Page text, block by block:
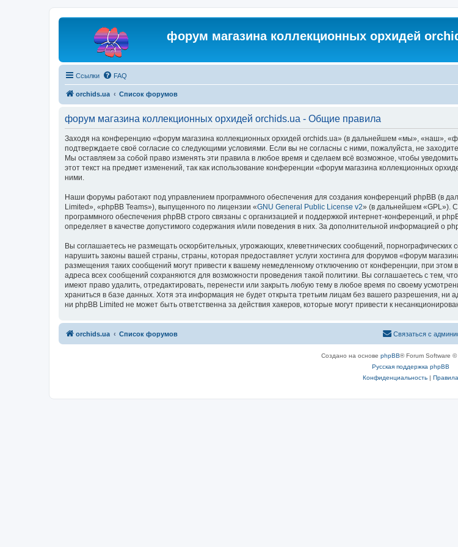
форум магазина коллекционных орхидей
Ссылки FAQ
orchids.ua Список форумов
форум магазина коллекционных орхидей orchids.ua - Общие правила
Заходя на конференцию «форум магазина коллекционных орхидей orchids.ua» (в дальнейшем «мы», «наш»,
подтверждаете своё согласие со следующими условиями. Если вы не согласны с ними, пожалуйста, не
Мы оставляем за собой право изменять эти правила в любое время и сделаем всё возможное, чтобы
этот текст на предмет изменений, так как использование конференции «форум магазина коллекционных
ними.
Наши форумы работают под управлением программного обеспечения для создания конференций phpBB (в
Limited», «phpBB Teams»), выпущенного по лицензии «GNU General Public License v2» (в дальнейшем «GPL»).
программного обеспечения phpBB строго связаны с организацией и поддержкой интернет-конференций, и
определяет в качестве допустимого содержания и/или поведения в них. За дополнительной информацией о
Вы соглашаетесь не размещать оскорбительных, угрожающих, клеветнических сообщений,
нарушить законы вашей страны, страны, которая предоставляет услуги хостинга для форумов «форум
размещения таких сообщений могут привести к вашему немедленному отключению от конференции, при этом
адреса всех сообщений сохраняются для возможности проведения такой политики. Вы соглашаетесь с тем,
имеют право удалить, отредактировать, перенести или закрыть любую тему в любое время по своему
храниться в базе данных. Хотя эта информация не будет открыта третьим лицам без вашего разрешения,
ни phpBB Limited не может быть ответственна за действия хакеров, которые могут привести к
orchids.ua Список форумов Связаться с
Создано на основе phpBB® Forum Software ©
Русская поддержка phpBB
Конфиденциальность| Правила